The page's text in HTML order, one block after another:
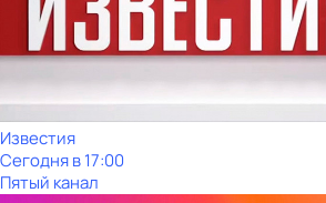
Известия
Сегодня в 17:00
Пятый канал